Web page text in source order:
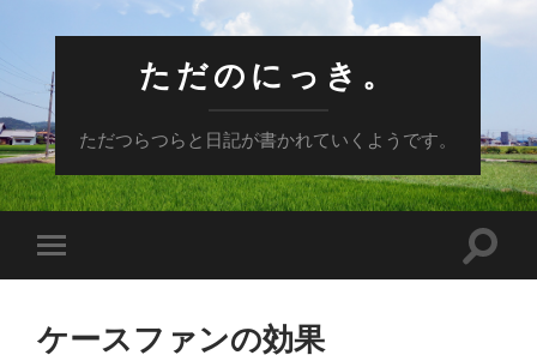
ただのにっき。
ただつらつらと日記が書かれていくようです。
モ
バ
メ
検
ケースファンの効果